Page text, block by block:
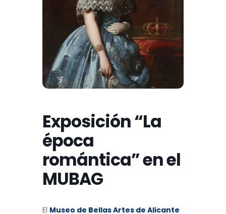
Exposición “La
época
romántica” en el
MUBAG
El Museo de Bellas Artes de Alicante